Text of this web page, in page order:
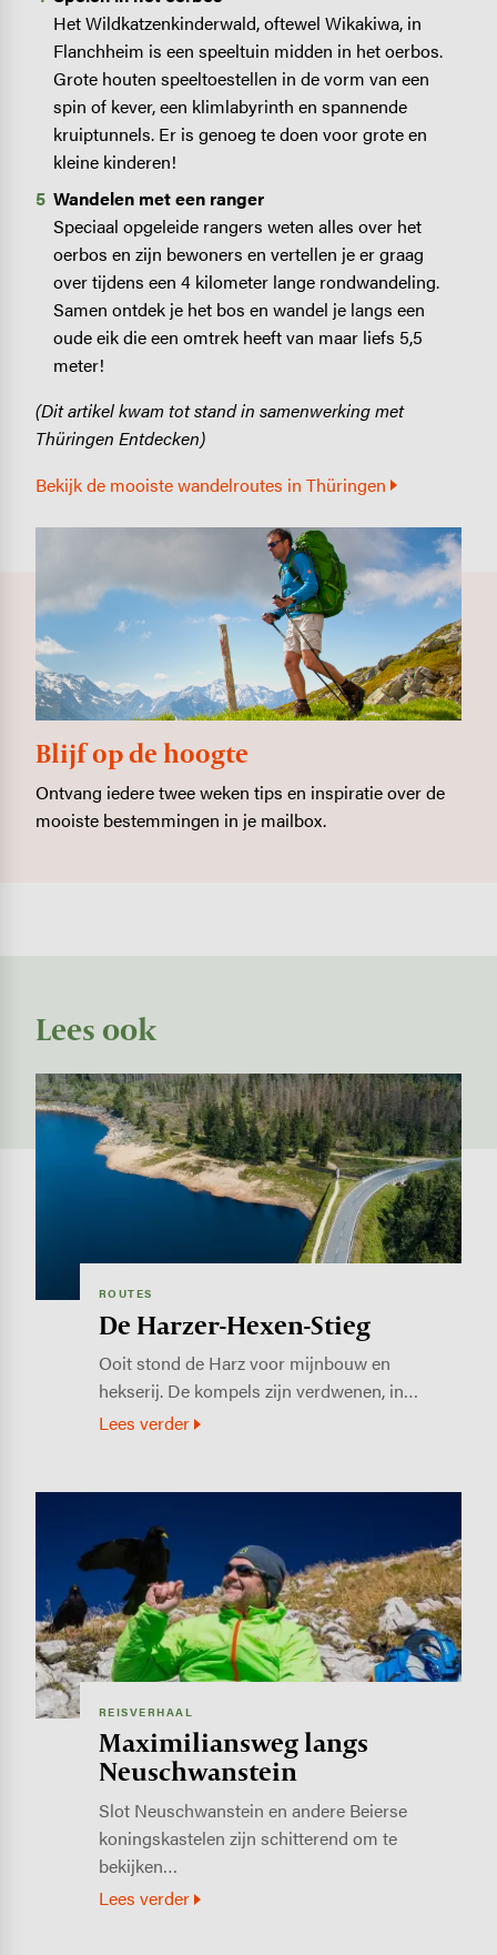
Het Wildkatzenkinderwald, oftewel Wikakiwa, in
Flanchheim is een speeltuin midden in het oerbos.
Grote houten speeltoestellen in de vorm van een
spin of kever, een klimlabyrinth en spannende
kruiptunnels. Er is genoeg te doen voor grote en
kleine kinderen!
Wandelen met een ranger
Speciaal opgeleide rangers weten alles over het
oerbos en zijn bewoners en vertellen je er graag
over tijdens een 4 kilometer lange rondwandeling.
Samen ontdek je het bos en wandel je langs een
oude eik die een omtrek heeft van maar liefs 5,5
meter!
(Dit artikel kwam tot stand in samenwerking met
Thüringen Entdecken)
Bekijk de mooiste wandelroutes in Thüringen
Blijf op de hoogte
Ontvang iedere twee weken tips en inspiratie over de
mooiste bestemmingen in je mailbox.
Lees ook
Image
ROUTES
De Harzer-Hexen-Stieg
Ooit stond de Harz voor mijnbouw en
hekserij. De kompels zijn verdwenen, in…
Lees verder
REISVERHAAL
Maximiliansweg langs
Neuschwanstein
Slot Neuschwanstein en andere Beierse
koningskastelen zijn schitterend om te
bekijken…
Lees verder